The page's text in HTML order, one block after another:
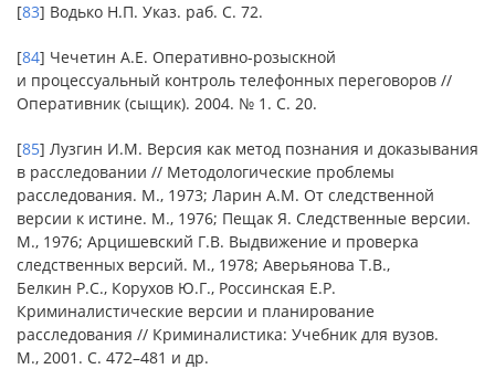
[83] Водько Н.П. Указ. раб. С. 72.
[84] Чечетин А.Е. Оперативно-розыскной
и процессуальный контроль телефонных переговоров //
Оперативник (сыщик). 2004. № 1. С. 20.
[85] Лузгин И.М. Версия как метод познания и доказывания
в расследовании // Методологические проблемы
расследования. М., 1973; Ларин А.М. От следственной
версии к истине. М., 1976; Пещак Я. Следственные версии.
М., 1976; Арцишевский Г.В. Выдвижение и проверка
следственных версий. М., 1978; Аверьянова Т.В.,
Белкин Р.С., Корухов Ю.Г., Россинская Е.Р.
Криминалистические версии и планирование
расследования // Криминалистика: Учебник для вузов.
М., 2001. С. 472–481 и др.